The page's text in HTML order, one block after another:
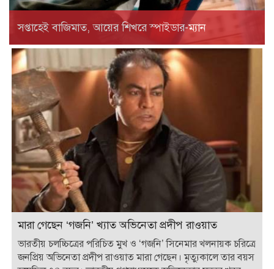
সপ্তাহেই বাজিমাত, আয়ের শিখরে স্পাইডার-ম্যান
মারা গেছেন ‘গজনি’ খ্যাত অভিনেতা প্রদীপ রাওয়াত
ভারতীয় চলচ্চিত্রের পরিচিত মুখ ও ‘গজনি’ সিনেমার খলনায়ক চরিত্রে
জনপ্রিয় অভিনেতা প্রদীপ রাওয়াত মারা গেছেন। মৃত্যুকালে তার বয়স